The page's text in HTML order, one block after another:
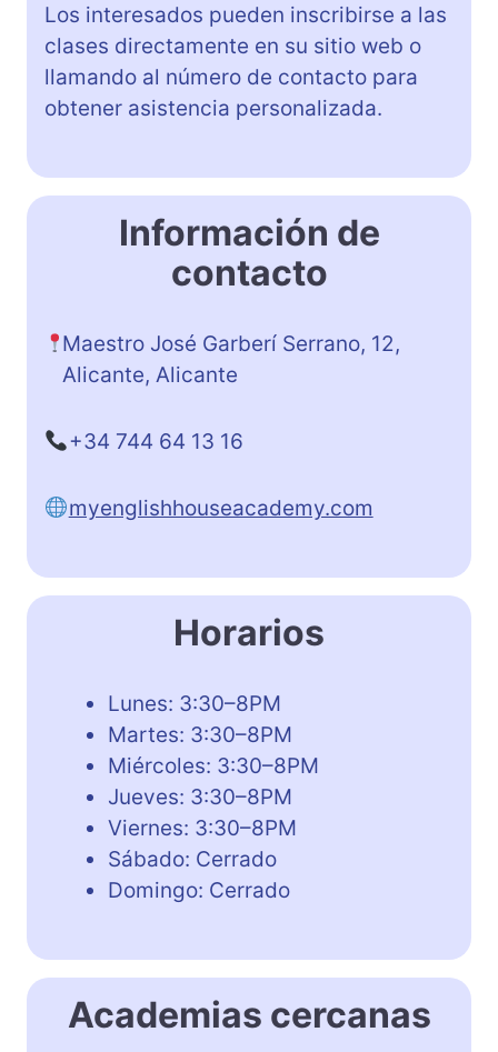
Los interesados pueden inscribirse a las
clases directamente en su sitio web o
llamando al número de contacto para
obtener asistencia personalizada.
Información de
contacto
Maestro José Garberí Serrano, 12,
Alicante, Alicante
+34 744 64 13 16
myenglishhouseacademy.com
Horarios
Lunes: 3:30–8PM
Martes: 3:30–8PM
Miércoles: 3:30–8PM
Jueves: 3:30–8PM
Viernes: 3:30–8PM
Sábado: Cerrado
Domingo: Cerrado
Academias cercanas